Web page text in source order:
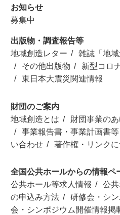
お知らせ
募集中
出版物・調査報告等
地域創造レター
雑誌「地域
その他出版物
新型コロ
東日本大震災関連情報
財団のご案内
地域創造とは
財団事業の
事業報告書・事業計画書等
い合わせ
著作権・リンク
全国公共ホールからの情報ペ
公共ホール等求人情報
公
の申込み方法
研修会・シ
会・シンポジウム開催情報掲